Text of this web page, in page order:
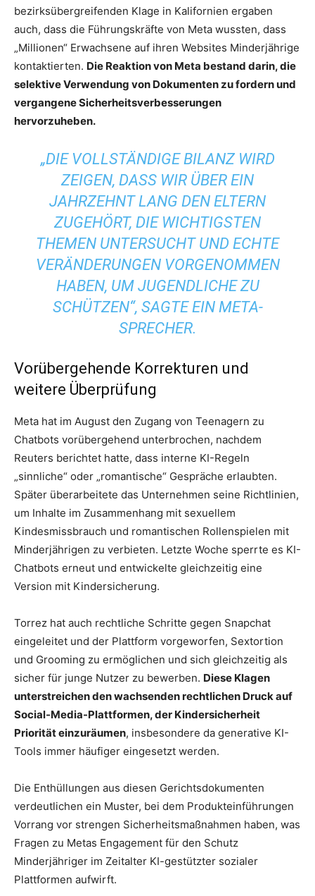
bezirksübergreifenden Klage in Kalifornien ergaben
auch, dass die Führungskräfte von Meta wussten, dass
„Millionen“ Erwachsene auf ihren Websites Minderjährige
kontaktierten. Die Reaktion von Meta bestand darin, die
selektive Verwendung von Dokumenten zu fordern und
vergangene Sicherheitsverbesserungen
hervorzuheben.
„DIE VOLLSTÄNDIGE BILANZ WIRD
ZEIGEN, DASS WIR ÜBER EIN
JAHRZEHNT LANG DEN ELTERN
ZUGEHÖRT, DIE WICHTIGSTEN
THEMEN UNTERSUCHT UND ECHTE
VERÄNDERUNGEN VORGENOMMEN
HABEN, UM JUGENDLICHE ZU
SCHÜTZEN“, SAGTE EIN META-
SPRECHER.
Vorübergehende Korrekturen und
weitere Überprüfung
Meta hat im August den Zugang von Teenagern zu
Chatbots vorübergehend unterbrochen, nachdem
Reuters berichtet hatte, dass interne KI-Regeln
„sinnliche“ oder „romantische“ Gespräche erlaubten.
Später überarbeitete das Unternehmen seine Richtlinien,
um Inhalte im Zusammenhang mit sexuellem
Kindesmissbrauch und romantischen Rollenspielen mit
Minderjährigen zu verbieten. Letzte Woche sperrte es KI-
Chatbots erneut und entwickelte gleichzeitig eine
Version mit Kindersicherung.
Torrez hat auch rechtliche Schritte gegen Snapchat
eingeleitet und der Plattform vorgeworfen, Sextortion
und Grooming zu ermöglichen und sich gleichzeitig als
sicher für junge Nutzer zu bewerben. Diese Klagen
unterstreichen den wachsenden rechtlichen Druck auf
Social-Media-Plattformen, der Kindersicherheit
Priorität einzuräumen, insbesondere da generative KI-
Tools immer häufiger eingesetzt werden.
Die Enthüllungen aus diesen Gerichtsdokumenten
verdeutlichen ein Muster, bei dem Produkteinführungen
Vorrang vor strengen Sicherheitsmaßnahmen haben, was
Fragen zu Metas Engagement für den Schutz
Minderjähriger im Zeitalter KI-gestützter sozialer
Plattformen aufwirft.